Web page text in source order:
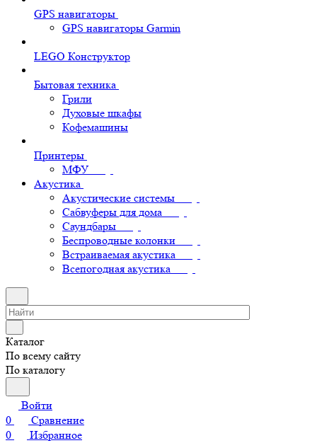
GPS навигаторы
GPS навигаторы Garmin
LEGO Конструктор
Бытовая техника
Грили
Духовые шкафы
Кофемашины
Принтеры
МФУ
Акустика
Акустические системы
Сабвуферы для дома
Саундбары
Беспроводные колонки
Встраиваемая акустика
Всепогодная акустика
Каталог
По всему сайту
По каталогу
Войти
0
Сравнение
0
Избранное